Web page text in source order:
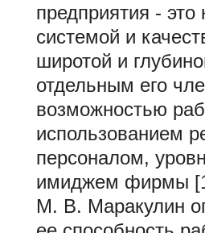
предприятия - это
системой и
широтой и
отдельным его
возможностью
использованием
персоналом,
имиджем фирмы
М. В. Маракулин